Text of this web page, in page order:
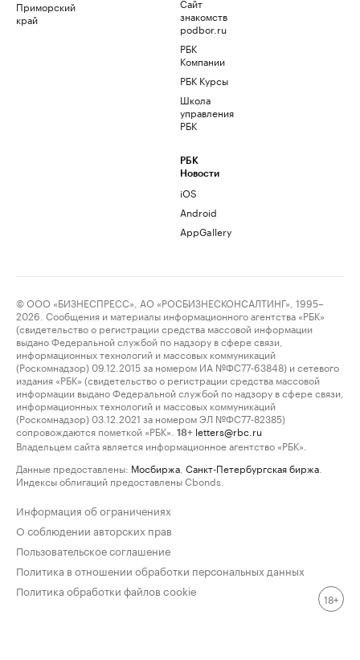
Приморский
край
знакомств
podbor.ru
РБК
Компании
РБК Курсы
Школа
управления
РБК
РБК
Новости
iOS
Android
AppGallery
© ООО «БИЗНЕСПРЕСС», АО «РОСБИЗНЕСКОНСАЛТИНГ», 1995–
2026. Сообщения и материалы информационного агентства «РБК»
(свидетельство о регистрации средства массовой информации
выдано Федеральной службой по надзору в сфере связи,
информационных технологий и массовых коммуникаций
(Роскомнадзор) 09.12.2015 за номером ИА №ФС77-63848) и сетевого
издания «РБК» (свидетельство о регистрации средства массовой
информации выдано Федеральной службой по надзору в сфере связи,
информационных технологий и массовых коммуникаций
(Роскомнадзор) 03.12.2021 за номером ЭЛ №ФС77-82385)
сопровождаются пометкой «РБК».
18+ letters@rbc.ru
Владельцем сайта является информационное агентство «РБК».
Данные предоставлены: Мосбиржа Санкт-Петербургская биржа
Индексы облигаций предоставлены Cbonds.
Информация об ограничениях
О соблюдении авторских прав
Пользовательское соглашение
Политика в отношении обработки персональных данных
Политика обработки файлов cookie
18+